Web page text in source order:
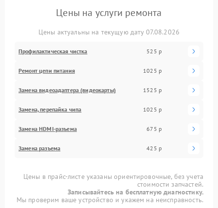
Цены на услуги ремонта
Цены актуальны на текущую дату 07.08.2026
Профилактическая чистка 525 р
Ремонт цепи питания 1025 р
Замена видеоадаптера (видеокарты) 1525 р
Замена, перепайка чипа 1025 р
Замена HDMI-разъема 675 р
Замена разъема 425 р
Цены в прайс-листе указаны ориентировочные, без учета
стоимости запчастей.
Записывайтесь на бесплатную диагностику.
Мы проверим ваше устройство и укажем на неисправность.